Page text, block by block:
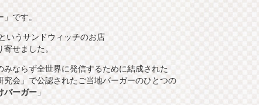
です。
いうサンドウィッチのお店
寄せました。
みならず全世界に発信するために結成された
究会」で公認されたご当地バーガーのひとつの
バーガー 」